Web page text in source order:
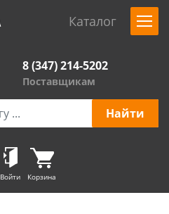
Каталог
8 (347) 214-5202
Поставщикам
Войти Корзина